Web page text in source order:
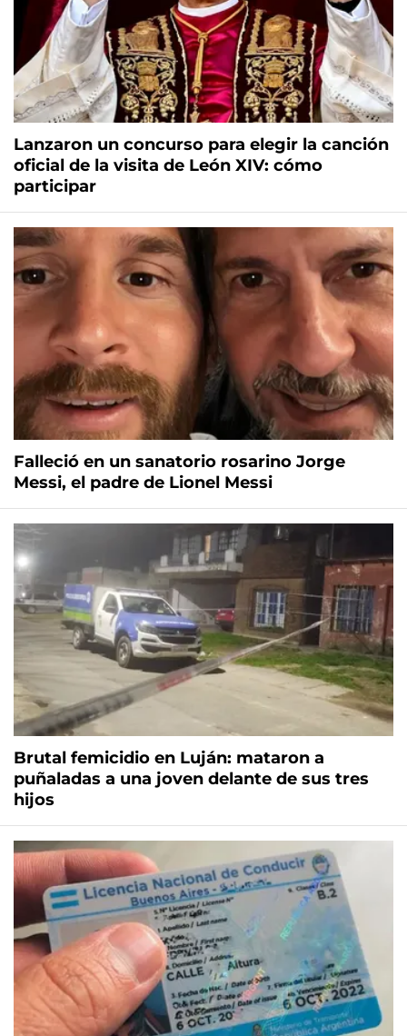
Lanzaron un concurso para elegir la canción
oficial de la visita de León XIV: cómo
participar
Falleció en un sanatorio rosarino Jorge
Messi, el padre de Lionel Messi
Brutal femicidio en Luján: mataron a
puñaladas a una joven delante de sus tres
hijos